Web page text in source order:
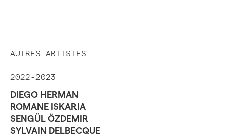
AUTRES ARTISTES
2022-2023
DIEGO HERMAN
ROMANE ISKARIA
SENGÜL ÖZDEMIR
SYLVAIN DELBECQUE